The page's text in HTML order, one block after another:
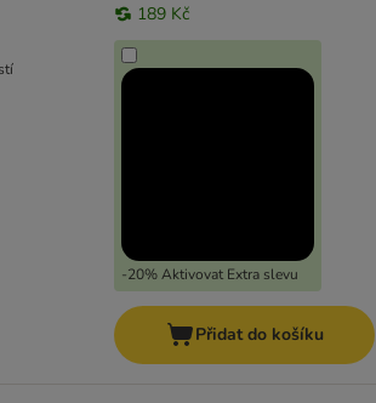
189 Kč
-20% Aktivovat Extra slevu
Přidat do košíku